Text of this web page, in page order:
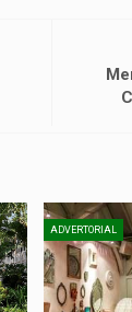
ADVERTORIAL